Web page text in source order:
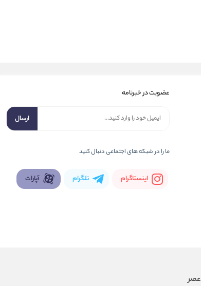
عضویت در خبرنامه
ارسال
ما را در شبكه های اجتماعی دنبال کنید
اینستاگرام تلگرام آپارات